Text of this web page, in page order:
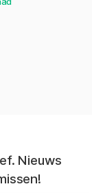
Nieuws